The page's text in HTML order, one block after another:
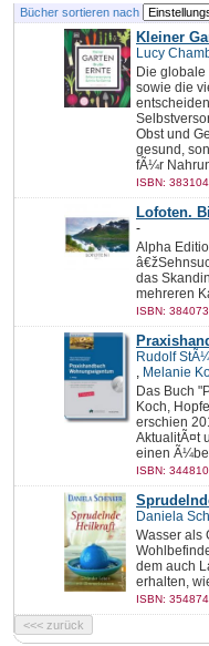
Bücher sortieren nach
Kleiner
Lucy
Die
sowie die
Obst und
gesund,
fÃ¼r
ISBN:
Lofoten.
-
Alpha
das
mehreren
ISBN:
Rudolf
, Melanie
Das Buch
Koch,
erschien
AktualitÃ¤t
einen
ISBN:
Daniela
Wasser als
dem auch
erhalten,
ISBN: